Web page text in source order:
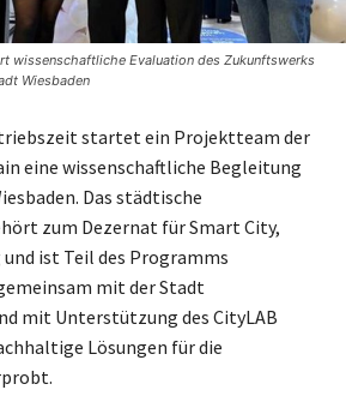
wissenschaftliche Evaluation des Zukunftswerks
Wiesbaden
startet ein Projektteam der
eine wissenschaftliche Begleitung
Das städtische
zum Dezernat für Smart City,
und ist Teil des Programms
mit der Stadt
mit Unterstützung des CityLAB
Lösungen für die